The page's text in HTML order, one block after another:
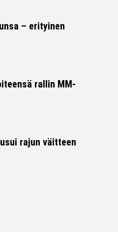
– erityinen
rallin MM-
rajun väitteen